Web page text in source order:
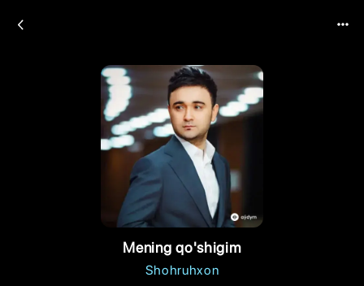
Mening qo'shigim
Shohruhxon